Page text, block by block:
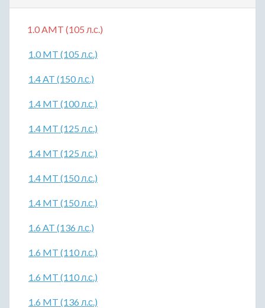
1.0 AMT (105 л.с.)
1.0 MT (105 л.с.)
1.4 AT (150 л.с.)
1.4 MT (100 л.с.)
1.4 MT (125 л.с.)
1.4 MT (125 л.с.)
1.4 MT (150 л.с.)
1.4 MT (150 л.с.)
1.6 AT (136 л.с.)
1.6 MT (110 л.с.)
1.6 MT (110 л.с.)
1.6 MT (136 л.с.)